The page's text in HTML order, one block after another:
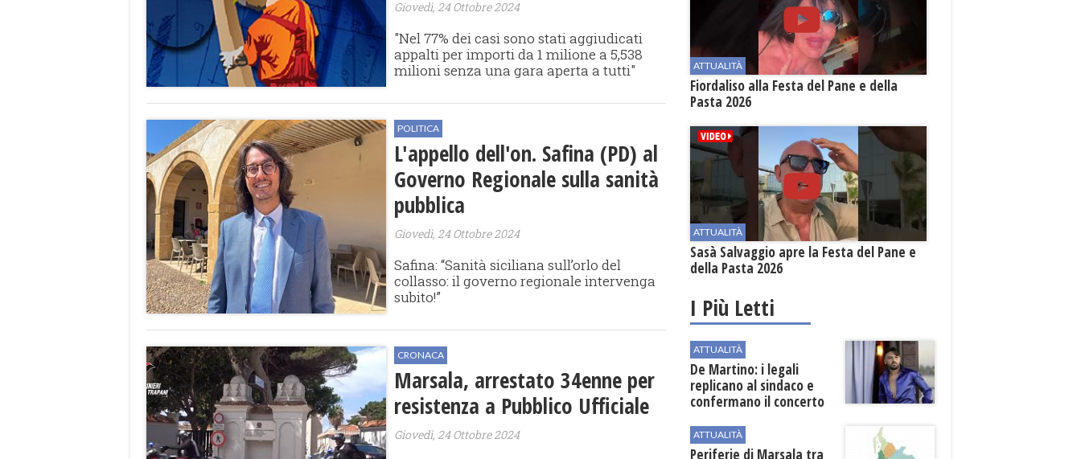
Giovedì, 24 Ottobre 2024
"Nel 77% dei casi sono stati aggiudicati
appalti per importi da 1 milione a 5,538
milioni senza una gara aperta a tutti"
POLITICA
L'appello dell'on. Safina (PD) al
Governo Regionale sulla sanità
pubblica
Giovedì, 24 Ottobre 2024
Safina: “Sanità siciliana sull’orlo del
collasso: il governo regionale intervenga
subito!”
CRONACA
Marsala, arrestato 34enne per
resistenza a Pubblico Ufficiale
Giovedì, 24 Ottobre 2024
ATTUALITÀ
Fiordaliso alla Festa del Pane e della
Pasta 2026
ATTUALITÀ
Sasà Salvaggio apre la Festa del Pane e
della Pasta 2026
I Più Letti
ATTUALITÀ
De Martino: i legali
replicano al sindaco e
confermano il concerto
ATTUALITÀ
Periferie di Marsala tra